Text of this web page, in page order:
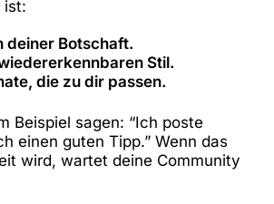
ist:
deiner Botschaft.
Stil.
die zu dir passen.
Beispiel sagen: “Ich poste
einen guten Tipp.” Wenn das
wird, wartet deine Community